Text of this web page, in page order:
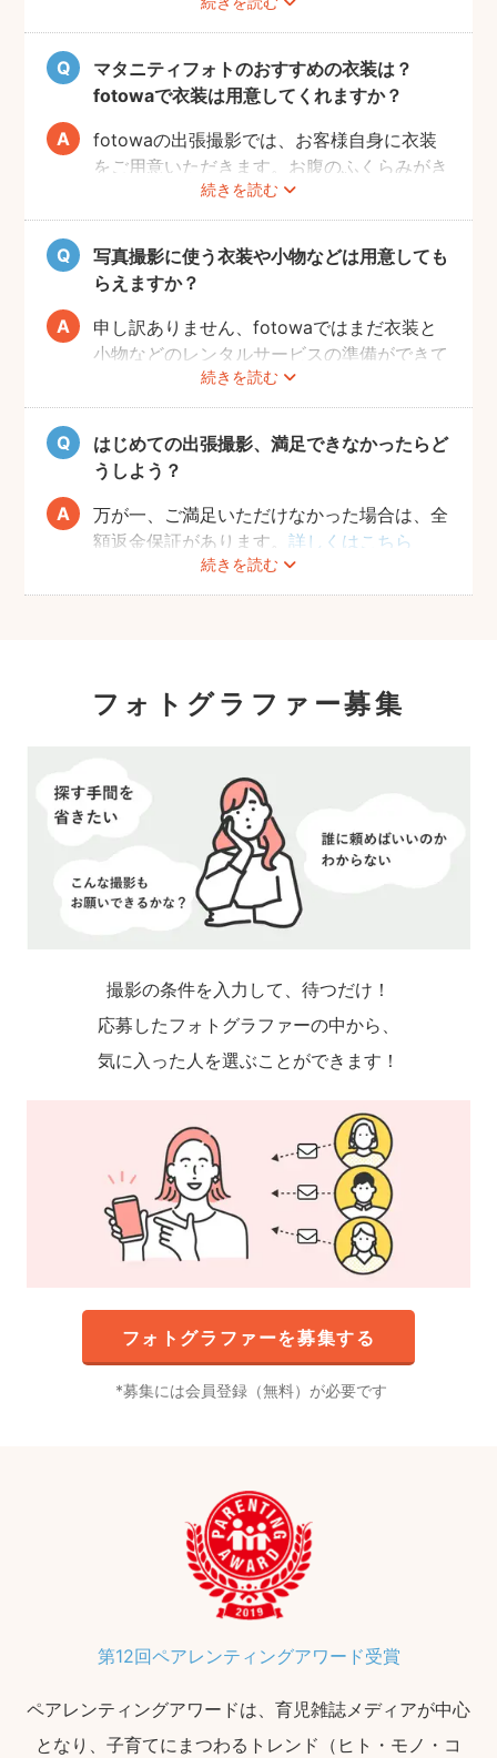
Instagramやママ向けの雑誌などで、素敵な
撮影事例を見たり、サッシュベルト等の撮影
小物について情報収集するのも楽しいです
よ。また、何より大事なのは被写体のママと
お腹の赤ちゃんの健康です。当日無理せず撮
影を行えるよう、日々健やかに過ごしていた
だければと思います。
マタニティフォトのおすすめの衣装は？
fotowaで衣装は用意してくれますか？
続きを読む
fotowaの出張撮影では、お客様自身に衣装
をご用意いただきます。お腹のふくらみがき
れいに見える薄手のお洋服や、チューブトッ
プにスカート等で、素肌を写すスタイルも人
気です。どうぞお好きな衣装で撮影を楽しん
でくださいね。
写真撮影に使う衣装や小物などは用意しても
らえますか？
続きを読む
申し訳ありません、fotowaではまだ衣装と
小物などのレンタルサービスの準備ができて
おりませんので、お客様ご自身にご用意をお
願いしております。
はじめての出張撮影、満足できなかったらど
うしよう？
続きを読む
万が一、ご満足いただけなかった場合は、全
額返金保証があります。詳しくはこちら
フォトグラファー募集
撮影の条件を入力して、待つだけ！
応募したフォトグラファーの中から、
気に入った人を選ぶことができます！
フォトグラファーを募集する
募集には会員登録（無料）が必要です
第12回ペアレンティングアワード受賞
ペアレンティングアワードは、育児雑誌メディアが中心
となり、子育てにまつわるトレンド（ヒト・モノ・コ